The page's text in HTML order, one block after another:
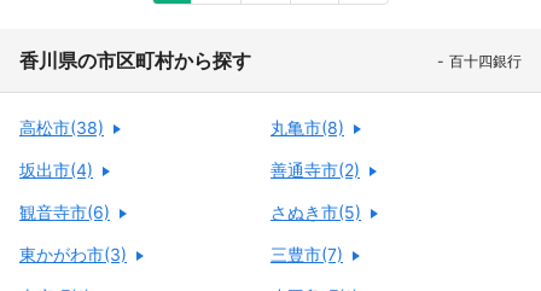
香川県の市区町村から探す 百十四銀行
高松市(38) 丸亀市(8)
坂出市(4) 善通寺市(2)
観音寺市(6) さぬき市(5)
東かがわ市(3) 三豊市(7)